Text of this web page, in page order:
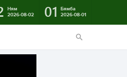
Ням
2026-08-02
01
Бямба
2026-08-01